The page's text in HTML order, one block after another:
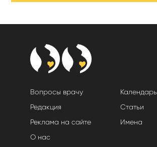
Вопросы врачу
Редакция
Реклама на сайте
О нас
Календарь
Статьи
Имена